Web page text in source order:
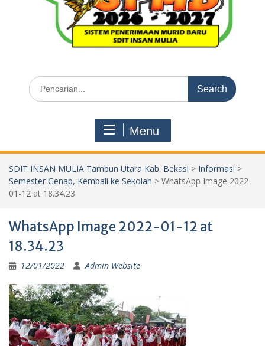
Search
for:
Menu
SDIT INSAN MULIA Tambun Utara Kab. Bekasi > Informasi >
Semester Genap, Kembali ke Sekolah > WhatsApp Image 2022-
01-12 at 18.34.23
WhatsApp Image 2022-01-12 at
18.34.23
12/01/2022 Admin Website